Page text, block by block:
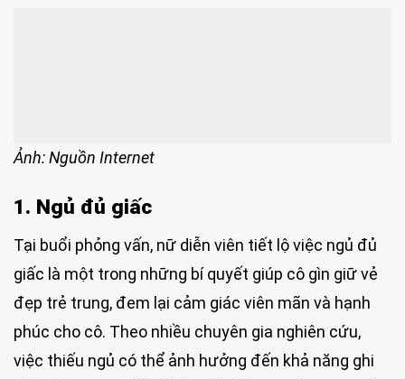
Ảnh: Nguồn Internet
1. Ngủ đủ giấc
Tại buổi phỏng vấn, nữ diễn viên tiết lộ việc ngủ đủ
giấc là một trong những bí quyết giúp cô gìn giữ vẻ
đẹp trẻ trung, đem lại cảm giác viên mãn và hạnh
phúc cho cô. Theo nhiều chuyên gia nghiên cứu,
việc thiếu ngủ có thể ảnh hưởng đến khả năng ghi